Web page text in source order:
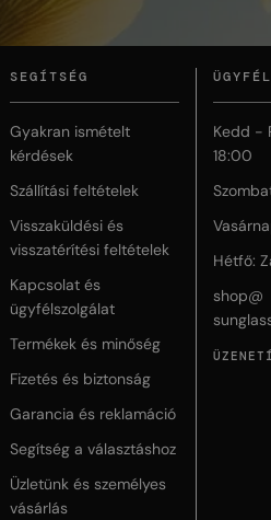
SEGÍTSÉG
Gyakran ismételt
kérdések
Szállítási feltételek
Visszaküldési és
visszatérítési feltételek
Kapcsolat és
ügyfélszolgálat
Termékek és minőség
Fizetés és biztonság
Garancia és reklamáció
Segítség a választáshoz
Üzletünk és személyes
vásárlás
Kedd -
18:00
Hétfő:
shop@